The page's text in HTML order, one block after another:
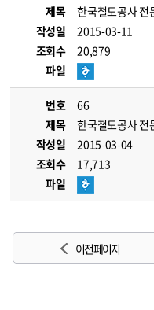
제목
한국철도공사 전
작성일
2015-03-11
조회수
20,879
파일
번호
66
제목
한국철도공사 전
작성일
2015-03-04
조회수
17,713
파일
이전 페이지